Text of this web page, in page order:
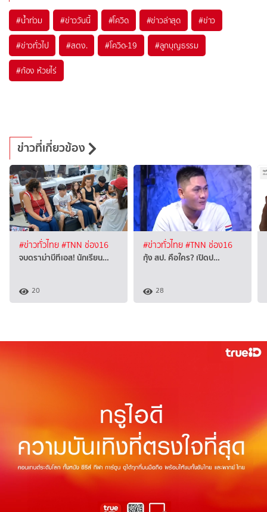
#น้ำท่วม #ข่าววันนี้ #โควิด #ข่าวล่าสุด #ข่าว
#ข่าวทั่วไป #สตง. #โควิด-19 #ลูกบุญธรรม
#ก้อง ห้วยไร่
ข่าวที่เกี่ยวข้อง
#ข่าวทั่วไทย#TNN ช่อง16
จบดราม่าบีทีเอส! นักเรียน…
20
#ข่าวทั่วไทย#TNN ช่อง16
กุ้ง สป. คือใคร? เปิดป…
28